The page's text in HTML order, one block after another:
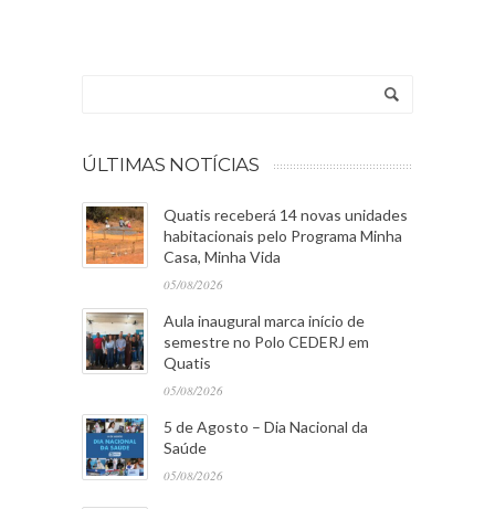
ÚLTIMAS NOTÍCIAS
Quatis receberá 14 novas unidades
habitacionais pelo Programa Minha
Casa, Minha Vida
05/08/2026
Aula inaugural marca início de
semestre no Polo CEDERJ em
Quatis
05/08/2026
5 de Agosto – Dia Nacional da
Saúde
05/08/2026